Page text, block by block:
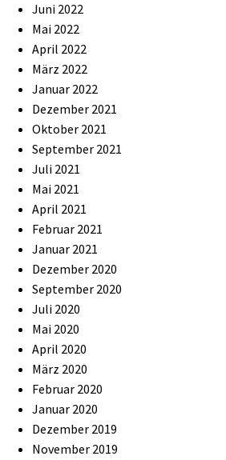
Juni 2022
Mai 2022
April 2022
März 2022
Januar 2022
Dezember 2021
Oktober 2021
September 2021
Juli 2021
Mai 2021
April 2021
Februar 2021
Januar 2021
Dezember 2020
September 2020
Juli 2020
Mai 2020
April 2020
März 2020
Februar 2020
Januar 2020
Dezember 2019
November 2019